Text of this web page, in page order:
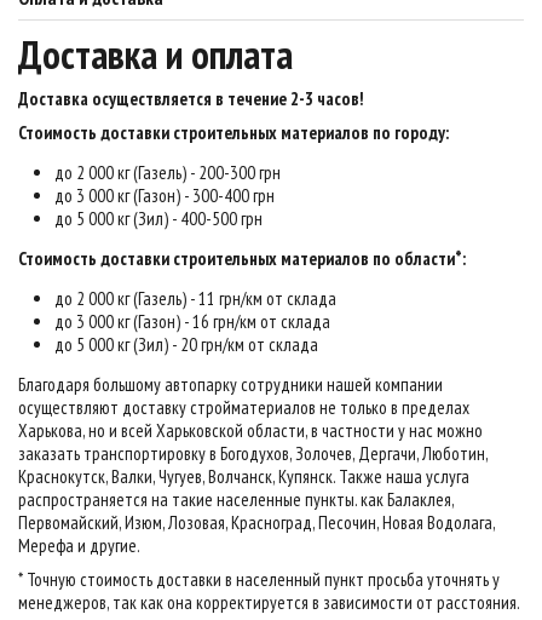
Доставка и оплата
Доставка осуществляется в течение 2-3 часов!
Стоимость доставки строительных материалов по городу:
до 2 000 кг (Газель) - 200-300 грн
до 3 000 кг (Газон) - 300-400 грн
до 5 000 кг (Зил) - 400-500 грн
Стоимость доставки строительных материалов по области*:
до 2 000 кг (Газель) - 11 грн/км от склада
до 3 000 кг (Газон) - 16 грн/км от склада
до 5 000 кг (Зил) - 20 грн/км от склада
Благодаря большому автопарку сотрудники нашей компании
осуществляют доставку стройматериалов не только в пределах
Харькова, но и всей Харьковской области, в частности у нас можно
заказать транспортировку в Богодухов, Золочев, Дергачи, Люботин,
Краснокутск, Валки, Чугуев, Волчанск, Купянск. Также наша услуга
распространяется на такие населенные пункты. как Балаклея,
Первомайский, Изюм, Лозовая, Красноград, Песочин, Новая Водолага,
Мерефа и другие.
* Точную стоимость доставки в населенный пункт просьба уточнять у
менеджеров, так как она корректируется в зависимости от расстояния.